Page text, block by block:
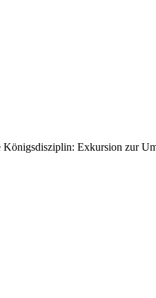
Exkursion zur